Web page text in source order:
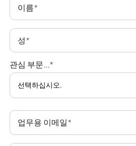
이름*
성*
관심 부문...*
업무용 이메일*